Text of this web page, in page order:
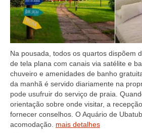
Na pousada, todos os quartos dispõem
de tela plana com canais via satélite e
chuveiro e amenidades de banho
da manhã é servido diariamente na
pode usufruir do serviço de praia.
orientação sobre onde visitar, a
fornecer conselhos. O Aquário de
acomodação. mais detalhes